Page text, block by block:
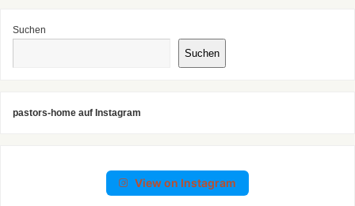
Suchen
Suchen
pastors-home auf Instagram
View on Instagram